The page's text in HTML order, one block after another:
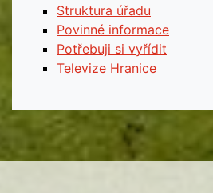
Struktura úřadu
Povinné informace
Potřebuji si vyřídit
Televize Hranice